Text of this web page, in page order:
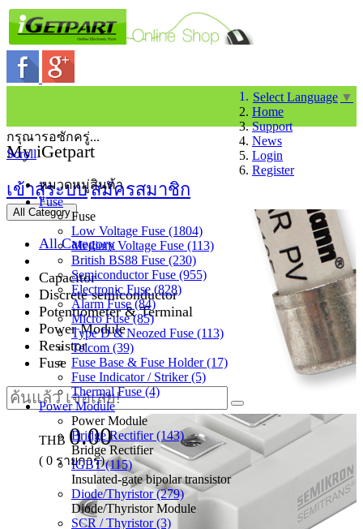
Select Language ▼
Home
Support
News
Login
Register
My iGetpart
เข้าสู่ระบบสมัครสมาชิก
All Category
All Category
Capacitor
Discrete semiconductor
Potentiometer & Terminal
Power Module
Resistor
Fuse
THB 0.00
( 0 รายการ)
กรุณารอซักครู่...
Scroll
หมวดหมู่สินค้า
Fuse
Fuse
Low Voltage Fuse (1804)
Medium Voltage Fuse (113)
British BS88 Fuse (230)
Semiconductor Fuse (955)
Electronic Fuse (828)
Alarm Fuse (84)
Micro Fuse (85)
Type D & Neozed Fuse (113)
Telcom (39)
Fuse Base & Fuse Holder (17)
Fuse Indicator / Striker (5)
Thermal Fuse (4)
Power Module
Power Module
Bridge Rectifier (143)
Bridge Rectifier
IGBT (115)
Insulated-gate bipolar transistor
Diode/Thyristor (279)
Diode/Thyristor Module
SCR / Thyristor (3)